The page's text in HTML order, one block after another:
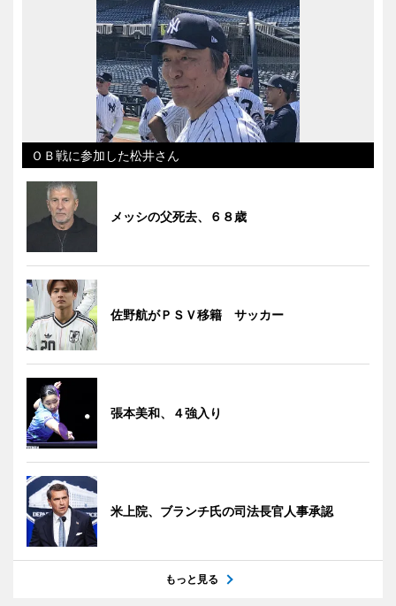
ＯＢ戦に参加した松井さん
メッシの父死去、６８歳
佐野航がＰＳＶ移籍 サッカー
張本美和、４強入り
米上院、ブランチ氏の司法長官人事承認
もっと見る